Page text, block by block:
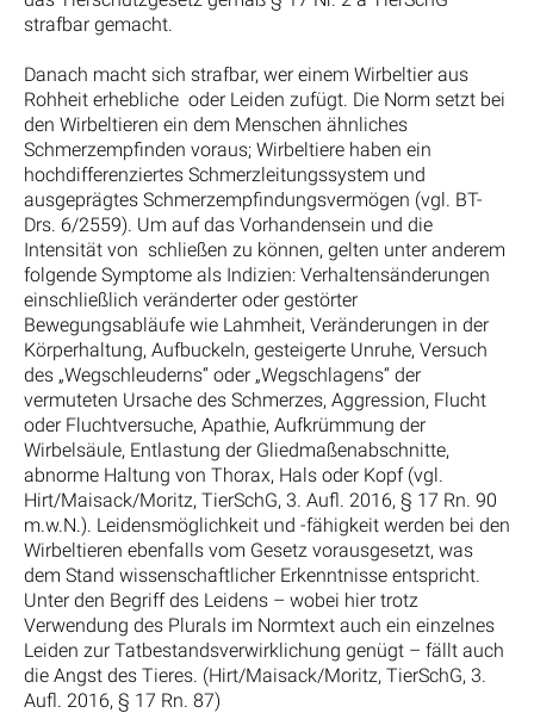
strafbar gemacht.
Danach macht sich strafbar, wer einem Wirbeltier aus
Rohheit erhebliche oder Leiden zufügt. Die Norm setzt bei
den Wirbeltieren ein dem Menschen ähnliches
Schmerzempfinden voraus; Wirbeltiere haben ein
hochdifferenziertes Schmerzleitungssystem und
ausgeprägtes Schmerzempfindungsvermögen (vgl. BT-
Drs. 6/2559). Um auf das Vorhandensein und die
Intensität von schließen zu können, gelten unter anderem
folgende Symptome als Indizien: Verhaltensänderungen
einschließlich veränderter oder gestörter
Bewegungsabläufe wie Lahmheit, Veränderungen in der
Körperhaltung, Aufbuckeln, gesteigerte Unruhe, Versuch
des „Wegschleuderns“ oder „Wegschlagens“ der
vermuteten Ursache des Schmerzes, Aggression, Flucht
oder Fluchtversuche, Apathie, Aufkrümmung der
Wirbelsäule, Entlastung der Gliedmaßenabschnitte,
abnorme Haltung von Thorax, Hals oder Kopf (vgl.
Hirt/Maisack/Moritz, TierSchG, 3. Aufl. 2016, § 17 Rn. 90
m.w.N.). Leidensmöglichkeit und -fähigkeit werden bei den
Wirbeltieren ebenfalls vom Gesetz vorausgesetzt, was
dem Stand wissenschaftlicher Erkenntnisse entspricht.
Unter den Begriff des Leidens – wobei hier trotz
Verwendung des Plurals im Normtext auch ein einzelnes
Leiden zur Tatbestandsverwirklichung genügt – fällt auch
die Angst des Tieres. (Hirt/Maisack/Moritz, TierSchG, 3.
Aufl. 2016, § 17 Rn. 87)